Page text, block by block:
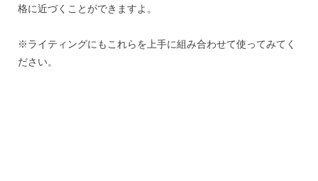
格に近づくことができますよ。
※ライティングにもこれらを上手に組み合わせて使ってみてく
ださい。